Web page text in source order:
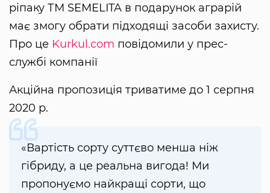
ріпаку ТМ SEMELITA в подарунок аграрій
має змогу обрати підходящі засоби захисту.
Про це Kurkul.com повідомили у прес-
службі компанії
Акційна пропозиція триватиме до 1 серпня
2020 р.
«Вартість сорту суттєво менша ніж
гібриду, а це реальна вигода! Ми
пропонуємо найкращі сорти, що